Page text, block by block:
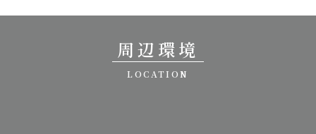
周辺環境
LOCATION